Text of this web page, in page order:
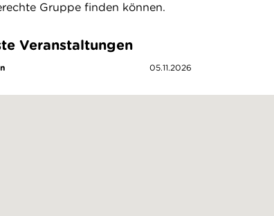
Gruppe finden können.
Veranstaltungen
05.11.2026